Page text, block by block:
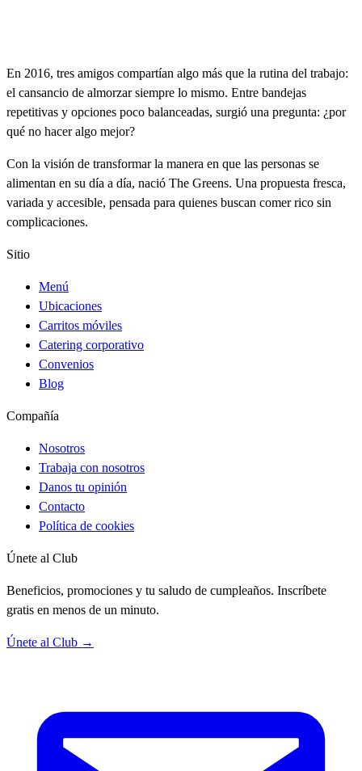
En 2016, tres amigos compartían algo más que la rutina del trabajo:
el cansancio de almorzar siempre lo mismo. Entre bandejas
repetitivas y opciones poco balanceadas, surgió una pregunta: ¿por
qué no hacer algo mejor?
Con la visión de transformar la manera en que las personas se
alimentan en su día a día, nació The Greens. Una propuesta fresca,
variada y accesible, pensada para quienes buscan comer rico sin
complicaciones.
Sitio
Menú
Ubicaciones
Carritos móviles
Catering corporativo
Convenios
Blog
Compañía
Nosotros
Trabaja con nosotros
Danos tu opinión
Contacto
Política de cookies
Únete al Club
Beneficios, promociones y tu saludo de cumpleaños. Inscríbete
gratis en menos de un minuto.
Únete al Club →